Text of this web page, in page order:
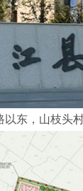
东，山枝头